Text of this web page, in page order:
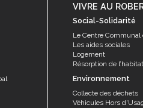
VIVRE AU
Social-Solidarité
Le Centre Communal
Les aides sociales
Logement
Résorption de
Environnement
Collecte des déchets
Véhicules Hors